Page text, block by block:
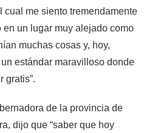
cual me siento tremendamente
en un lugar muy alejado como
muchas cosas y, hoy,
estándar maravilloso donde
gratis”.
de la provincia de
dijo que “saber que hoy